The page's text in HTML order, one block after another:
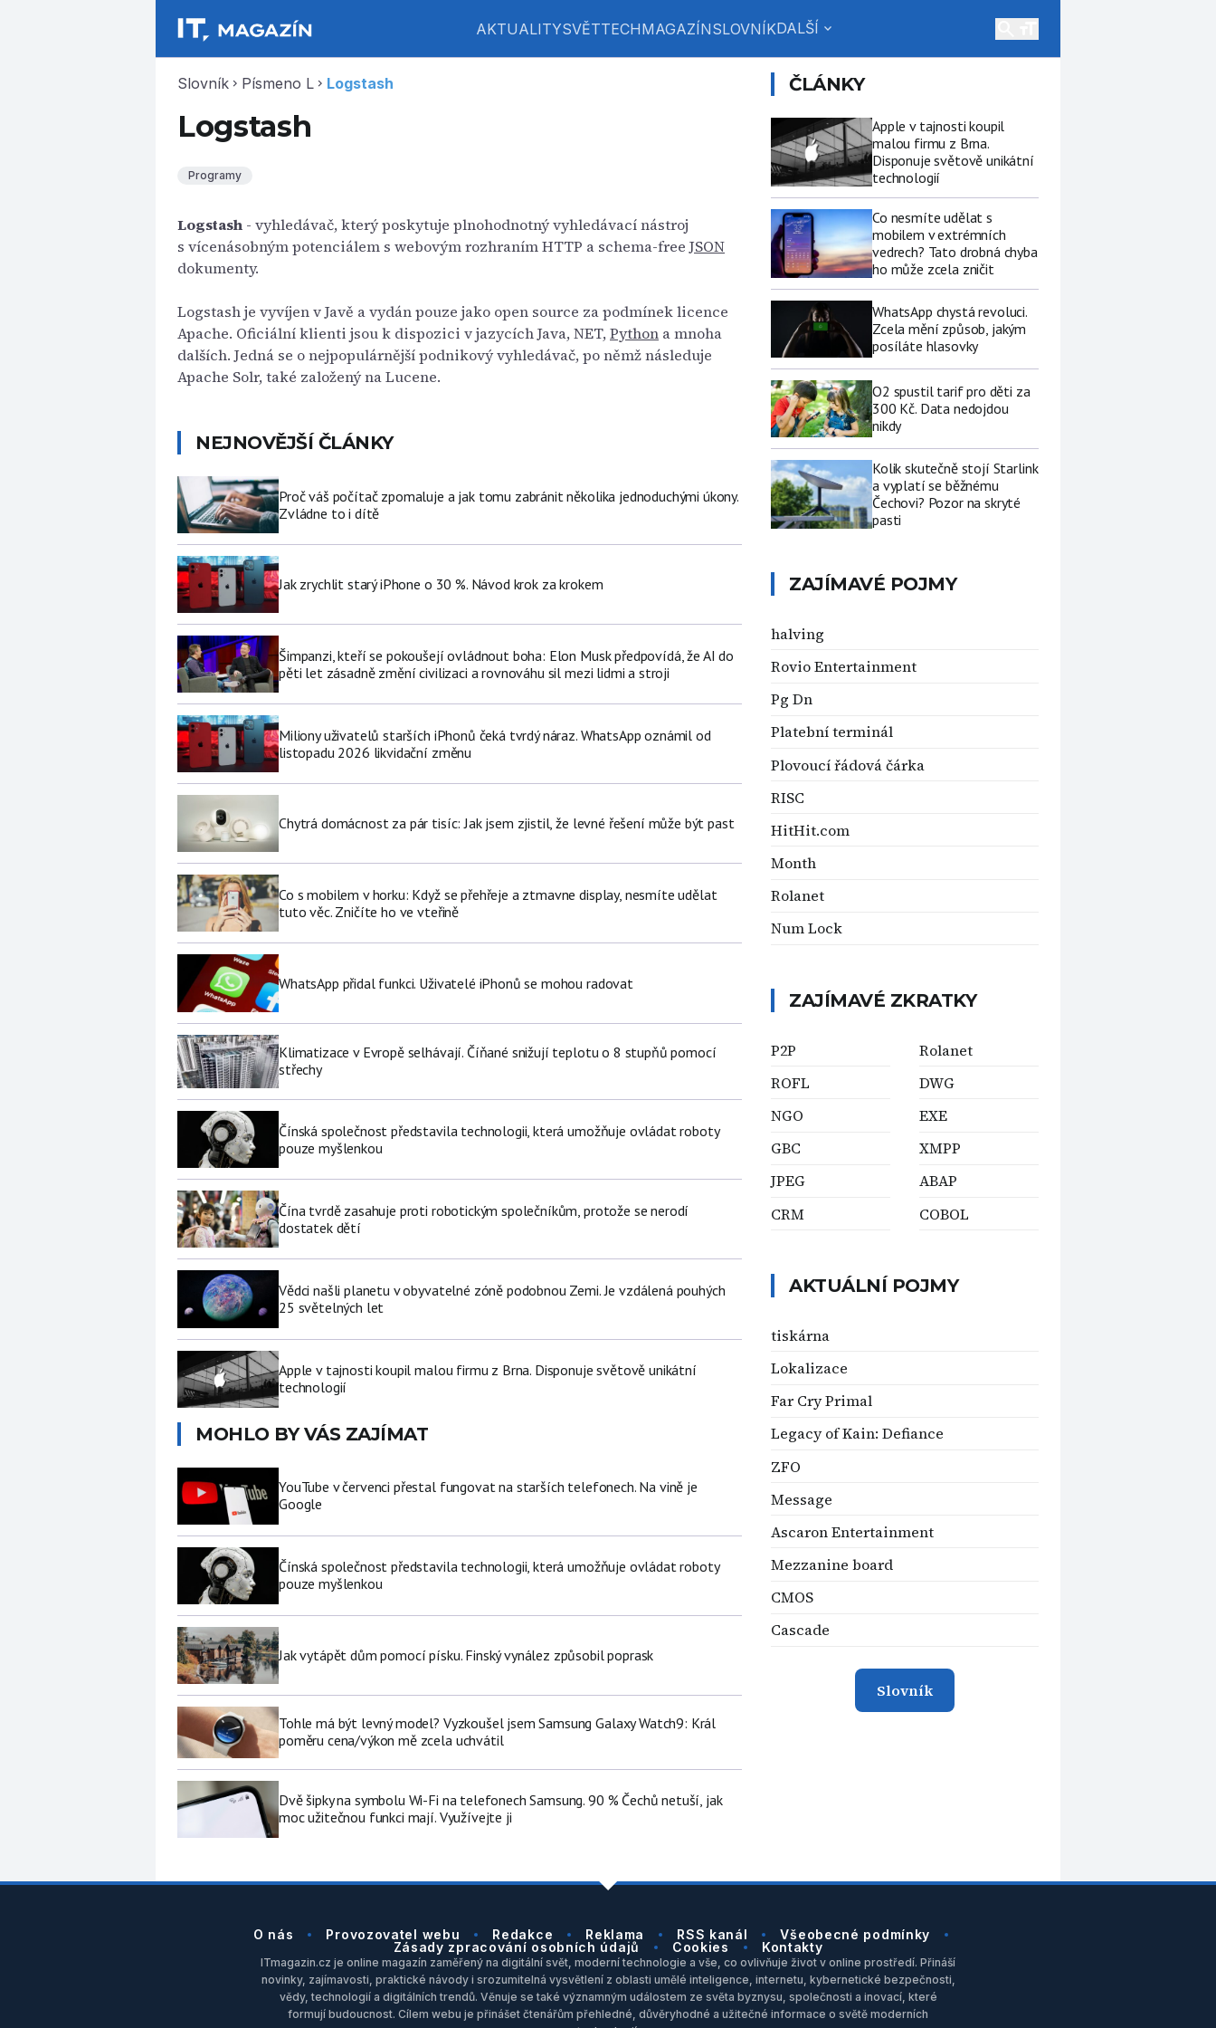
AKTUALITYSVĚTTECHMAGAZÍNSLOVNÍKDALŠÍ expand_more
Slovník chevron_right Písmeno L chevron_right Logstash
Logstash
Programy
Logstash - vyhledávač, který poskytuje plnohodnotný vyhledávací nástroj
s vícenásobným potenciálem s webovým rozhraním HTTP a schema-free JSON
dokumenty.
Logstash je vyvíjen v Javě a vydán pouze jako open source za podmínek licence
Apache. Oficiální klienti jsou k dispozici v jazycích Java, NET,Python a mnoha
dalších. Jedná se o nejpopulárnější podnikový vyhledávač, po němž následuje
Apache Solr, také založený na Lucene.
NEJNOVĚJŠÍ ČLÁNKY
Proč váš počítač zpomaluje a jak tomu zabránit několika jednoduchými úkony.
Zvládne to i dítě
Jak zrychlit starý iPhone o 30 %. Návod krok za krokem
Šimpanzi, kteří se pokoušejí ovládnout boha: Elon Musk předpovídá, že AI do
pěti let zásadně změní civilizaci a rovnováhu sil mezi lidmi a stroji
Miliony uživatelů starších iPhonů čeká tvrdý náraz. WhatsApp oznámil od
listopadu 2026 likvidační změnu
Chytrá domácnost za pár tisíc: Jak jsem zjistil, že levné řešení může být past
Co s mobilem v horku: Když se přehřeje a ztmavne display, nesmíte udělat
tuto věc. Zničíte ho ve vteřině
WhatsApp přidal funkci. Uživatelé iPhonů se mohou radovat
Klimatizace v Evropě selhávají. Číňané snižují teplotu o 8 stupňů pomocí
střechy
Čínská společnost představila technologii, která umožňuje ovládat roboty
pouze myšlenkou
Čína tvrdě zasahuje proti robotickým společníkům, protože se nerodí
dostatek dětí
Vědci našli planetu v obyvatelné zóně podobnou Zemi. Je vzdálená pouhých
25 světelných let
Apple v tajnosti koupil malou firmu z Brna. Disponuje světově unikátní
technologií
MOHLO BY VÁS ZAJÍMAT
YouTube v červenci přestal fungovat na starších telefonech. Na vině je
Google
Čínská společnost představila technologii, která umožňuje ovládat roboty
pouze myšlenkou
Jak vytápět dům pomocí písku. Finský vynález způsobil poprask
Tohle má být levný model? Vyzkoušel jsem Samsung Galaxy Watch9: Král
poměru cena/výkon mě zcela uchvátil
Dvě šipky na symbolu Wi-Fi na telefonech Samsung. 90 % Čechů netuší, jak
moc užitečnou funkci mají. Využívejte ji
ČLÁNKY
Apple v tajnosti koupil
malou firmu z Brna.
Disponuje světově unikátní
technologií
Co nesmíte udělat s
mobilem v extrémních
vedrech? Tato drobná chyba
ho může zcela zničit
WhatsApp chystá revoluci.
Zcela mění způsob, jakým
posíláte hlasovky
O2 spustil tarif pro děti za
300 Kč. Data nedojdou
nikdy
Kolik skutečně stojí Starlink
a vyplatí se běžnému
Čechovi? Pozor na skryté
pasti
ZAJÍMAVÉ POJMY
halving
Rovio Entertainment
Pg Dn
Platební terminál
Plovoucí řádová čárka
RISC
HitHit.com
Month
Rolanet
Num Lock
ZAJÍMAVÉ ZKRATKY
P2P
ROFL
NGO
GBC
JPEG
CRM
Rolanet
DWG
EXE
XMPP
ABAP
COBOL
AKTUÁLNÍ POJMY
tiskárna
Lokalizace
Far Cry Primal
Legacy of Kain: Defiance
ZFO
Message
Ascaron Entertainment
Mezzanine board
CMOS
Cascade
Slovník
O nás Provozovatel webu Redakce Reklama RSS kanál
Všeobecné podmínky
Zásady zpracování osobních údajů
Cookies Kontakty
ITmagazin.cz je online magazín zaměřený na digitální svět, moderní technologie a vše, co ovlivňuje život v online prostředí. Přináší
novinky, zajímavosti, praktické návody i srozumitelná vysvětlení z oblasti umělé inteligence, internetu, kybernetické bezpečnosti,
vědy, technologií a digitálních trendů. Věnuje se také významným událostem ze světa byznysu, společnosti a inovací, které
formují budoucnost. Cílem webu je přinášet čtenářům přehledné, důvěryhodné a užitečné informace o světě moderních